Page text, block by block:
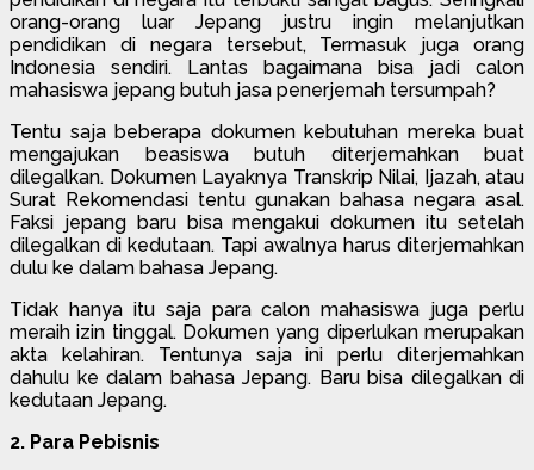
orang-orang luar Jepang justru ingin melanjutkan
pendidikan di negara tersebut, Termasuk juga orang
Indonesia sendiri. Lantas bagaimana bisa jadi calon
mahasiswa jepang butuh jasa penerjemah tersumpah?
Tentu saja beberapa dokumen kebutuhan mereka buat
mengajukan beasiswa butuh diterjemahkan buat
dilegalkan. Dokumen Layaknya Transkrip Nilai, Ijazah, atau
Surat Rekomendasi tentu gunakan bahasa negara asal.
Faksi jepang baru bisa mengakui dokumen itu setelah
dilegalkan di kedutaan. Tapi awalnya harus diterjemahkan
dulu ke dalam bahasa Jepang.
Tidak hanya itu saja para calon mahasiswa juga perlu
meraih izin tinggal. Dokumen yang diperlukan merupakan
akta kelahiran. Tentunya saja ini perlu diterjemahkan
dahulu ke dalam bahasa Jepang. Baru bisa dilegalkan di
kedutaan Jepang.
2. Para Pebisnis